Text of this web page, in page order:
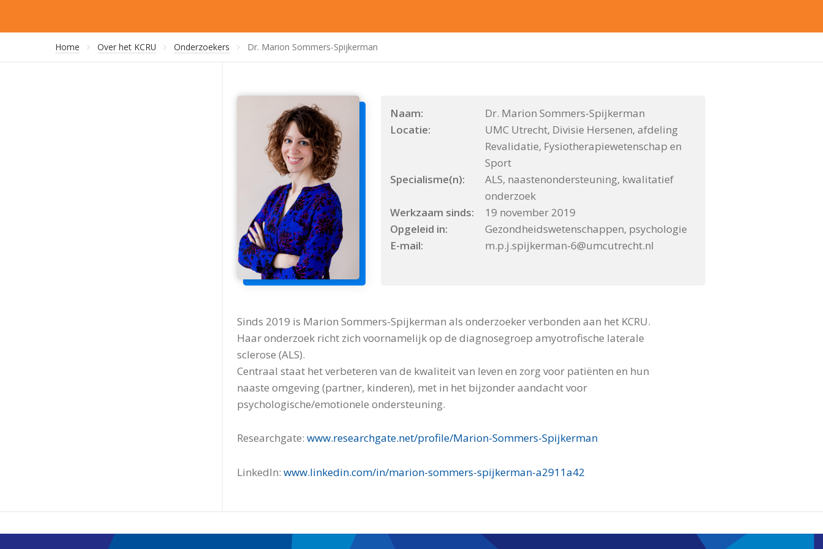
Home Over het KCRU Onderzoekers Dr. Marion Sommers-Spijkerman
Naam:
Dr. Marion Sommers-Spijkerman
Locatie:
UMC Utrecht, Divisie Hersenen, afdeling
Revalidatie, Fysiotherapiewetenschap en
Sport
Specialisme(n):
ALS, naastenondersteuning, kwalitatief
onderzoek
Werkzaam sinds:
19 november 2019
Opgeleid in:
Gezondheidswetenschappen, psychologie
E-mail:
m.p.j.spijkerman-6@umcutrecht.nl
Sinds 2019 is Marion Sommers-Spijkerman als onderzoeker verbonden aan het KCRU.
Haar onderzoek richt zich voornamelijk op de diagnosegroep amyotrofische laterale
sclerose (ALS).
Centraal staat het verbeteren van de kwaliteit van leven en zorg voor patiënten en hun
naaste omgeving (partner, kinderen), met in het bijzonder aandacht voor
psychologische/emotionele ondersteuning.
Researchgate: www.researchgate.net/profile/Marion-Sommers-Spijkerman
LinkedIn: www.linkedin.com/in/marion-sommers-spijkerman-a2911a42